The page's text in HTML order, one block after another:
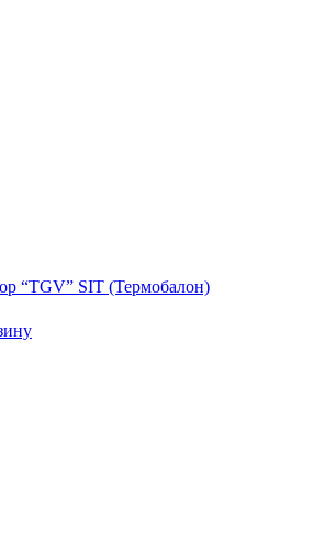
“TGV” SIT (Термобалон)